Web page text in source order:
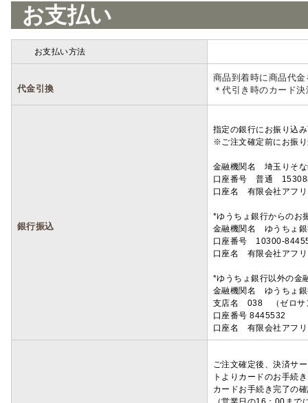
お支払い
お支払い方法
代金引換
商品到着時に商品代
＊代引き時のカード
銀行振込
指定の銀行にお振り込
※ご注文確定前にお振
金融機関名 埼玉りそ
口座番号 普通
口座名 有限会社アフ
*ゆうちょ銀行からのお
金融機関名 ゆうちょ
口座番号 10300-
口座名 有限会社アフ
*ゆうちょ銀行以外の金
金融機関名 ゆうちょ
支店名 038 （ゼロサ
口座番号 8445532
口座名 有限会社アフ
ご注文確定後、決済サ
トよりカードのお手続
カードお手続き完了の